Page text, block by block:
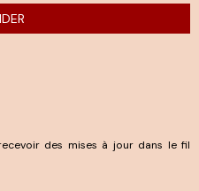
des mises à jour dans le fil